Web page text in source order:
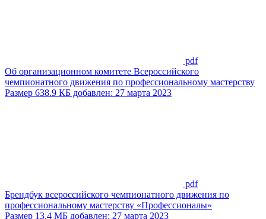
pdf
Об организационном комитете Всероссийского
чемпионатного движения по профессиональному мастерству
Размер 638.9 КБ добавлен: 27 марта 2023
pdf
Брендбук всероссийского чемпионатного движения по
профессиональному мастерству «Профессионалы»
Размер 13.4 МБ добавлен: 27 марта 2023